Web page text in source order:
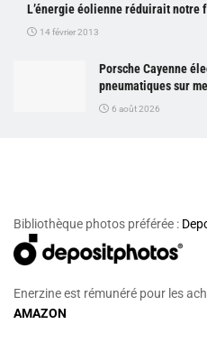
L’énergie éolienne réduirait notre
14 février 2013
Porsche Cayenne
pneumatiques sur
6 août 2026
Bibliothèque photos préférée :
Enerzine est rémunéré pour les
AMAZON